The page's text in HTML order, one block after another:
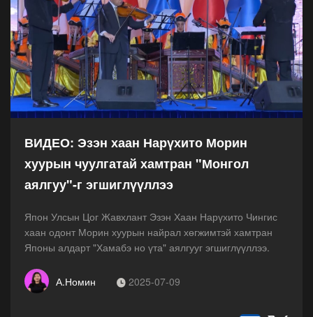
ВИДЕО: Эзэн хаан Нарүхито Морин
хуурын чуулгатай хамтран "Монгол
аялгуу"-г эгшиглүүллээ
Япон Улсын Цог Жавхлант Эзэн Хаан Нарүхито Чингис
хаан одонт Морин хуурын найрал хөгжимтэй хамтран
Японы алдарт "Хамабэ но үта" аялгууг эгшиглүүллээ.
А.Номин 2025-07-09